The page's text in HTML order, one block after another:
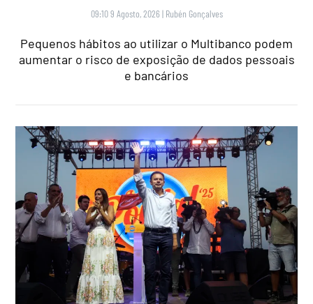
09:10 9 Agosto, 2026 | Rubén Gonçalves
Pequenos hábitos ao utilizar o Multibanco podem
aumentar o risco de exposição de dados pessoais
e bancários